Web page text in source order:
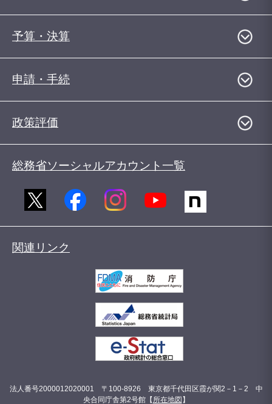
予算・決算
申請・手続
政策評価
総務省ソーシャルアカウント一覧
関連リンク
法人番号2000012020001 〒100-8926 東京都千代田区霞が関2－1－2 中
央合同庁舎第2号館【 所在地図 】